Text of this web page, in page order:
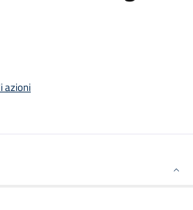
azioni